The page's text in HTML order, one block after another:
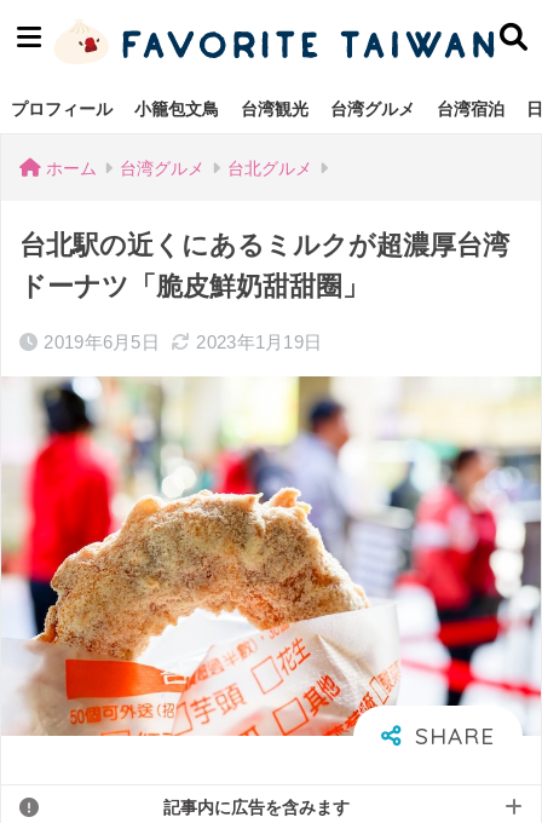
プロフィール 小籠包文鳥 台湾観光 台湾グルメ 台湾宿泊
ホーム 台湾グルメ 台北グルメ
台北駅の近くにあるミルクが超濃厚台湾
ドーナツ「脆皮鮮奶甜甜圈」
2019年6月5日 2023年1月19日
記事内に広告を含みます